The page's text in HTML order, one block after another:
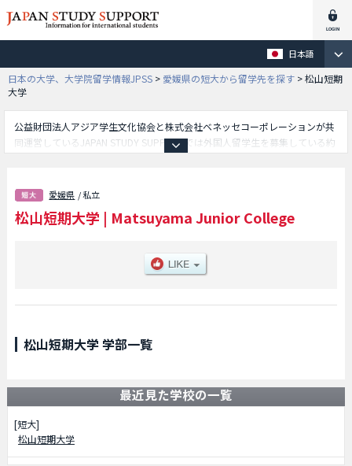
日本語
日本の大学、大学院留学情報JPSS > 愛媛県の短大から留学先を探す >松山短期
大学
公益財団法人アジア学生文化協会と株式会社ベネッセコーポレーションが共
同運営しているJAPAN STUDY SUPPORTでは外国人留学生を募集している約
や、募集定員や合格者数など入試情報、施設案内、アクセスなど外国人留学
生に必要な情報を掲載しているので是非ご利用ください。
愛媛県 / 私立
松山短期大学 | Matsuyama Junior College
松山短期大学 学部一覧
最近見た学校の一覧
[短大]
松山短期大学